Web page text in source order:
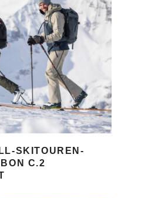
SKITOUREN-
C.2